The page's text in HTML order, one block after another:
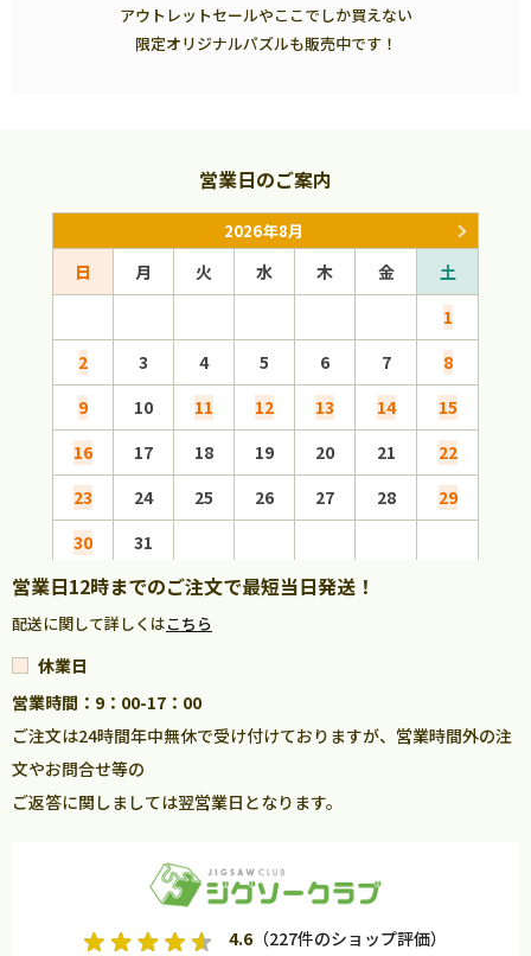
アウトレットセールやここでしか買えない
限定オリジナルパズルも販売中です！
営業日のご案内
2026年8月
日 月 火 水 木 金
土
1
2
3 4 5 6 7
8
9
10 11 12 13 14
15
16
17 18 19 20 21
22
23
24 25 26 27 28
29
30
31
営業日12時までのご注文で最短当日発送！
配送に関して詳しくはこちら
休業日
営業時間：9：00-17：00
ご注文は24時間年中無休で受け付けておりますが、営業時間外の注
文やお問合せ等の
ご返答に関しましては翌営業日となります。
4.6（227件のショップ評価）